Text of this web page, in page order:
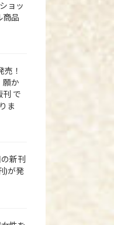
ョッ
商品
！
願か
刊 で
ま
新刊
)が発